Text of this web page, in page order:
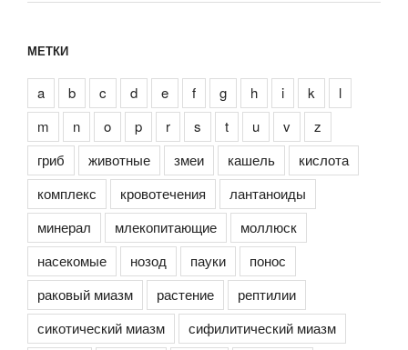
МЕТКИ
a b c d e f g h i k
l
m
n o p r s t u v
z
гриб
животные змеи кашель
кислота
комплекс
кровотечения
лантаноиды
минерал
млекопитающие
моллюск
насекомые
нозод пауки
понос
раковый миазм
растение
рептилии
сикотический миазм
сифилитический миазм